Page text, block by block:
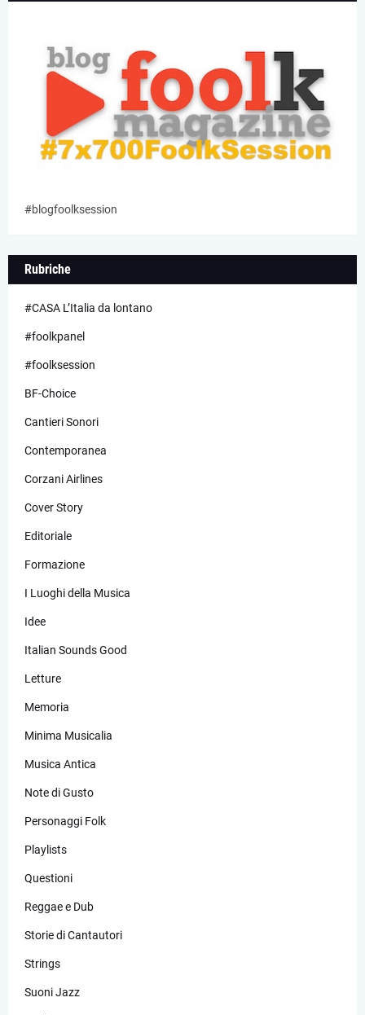
#blogfoolksession
Rubriche
#CASA L’Italia da lontano
#foolkpanel
#foolksession
BF-Choice
Cantieri Sonori
Contemporanea
Corzani Airlines
Cover Story
Editoriale
Formazione
I Luoghi della Musica
Idee
Italian Sounds Good
Letture
Memoria
Minima Musicalia
Musica Antica
Note di Gusto
Personaggi Folk
Playlists
Questioni
Reggae e Dub
Storie di Cantautori
Strings
Suoni Jazz